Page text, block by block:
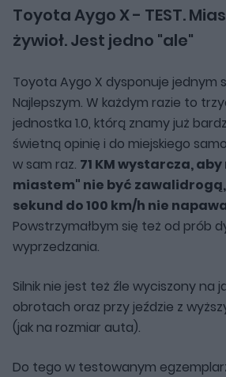
Toyota Aygo X - TEST.
żywioł. Jest jedno "ale"
Toyota Aygo X dysponuje jednym
Najlepszym. W każdym razie to
jednostka 1.0, którą znamy już
świetną opinię i do miejskiego
w sam raz. 71 KM wystarcza,
miastem" nie być zawalidrogą,
sekund do 100 km/h nie
Powstrzymałbym się też od prób
wyprzedzania.
Silnik nie jest też źle wyciszony na
obrotach oraz przy jeździe z
(jak na rozmiar auta).
Do tego w testowanym